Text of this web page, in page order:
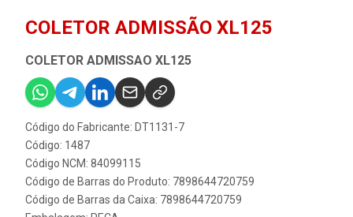
COLETOR ADMISSÃO XL125
COLETOR ADMISSAO XL125
Código do Fabricante: DT1131-7
Código: 1487
Código NCM: 84099115
Código de Barras do Produto: 7898644720759
Código de Barras da Caixa: 7898644720759